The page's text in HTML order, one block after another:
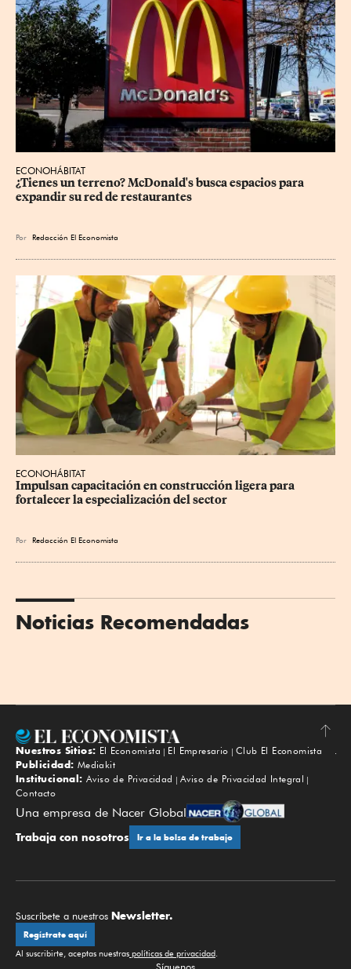
ECONOHÁBITAT
¿Tienes un terreno? McDonald's busca espacios para
expandir su red de restaurantes
Por Redacción El Economista
ECONOHÁBITAT
Impulsan capacitación en construcción ligera para
fortalecer la especialización del sector
Por Redacción El Economista
Noticias Recomendadas
Subir
Nuestros Sitios: El Economista El Empresario
Club El Economista
Publicidad: Mediakit
Institucional: Aviso de Privacidad
Aviso de Privacidad Integral
Contacto
Una empresa de Nacer Global
Trabaja con nosotros Ir a la bolsa de trabajo
Suscríbete a nuestros Newsletter.
Regístrate aquí
Al suscribirte, aceptas nuestras políticas de privacidad
Síguenos